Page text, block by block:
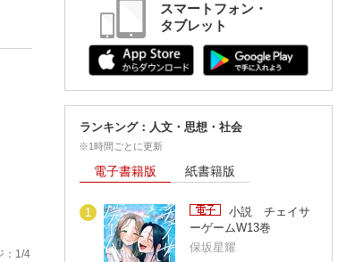
1 /4
スマートフォン・
タブレット
ランキング：人文・思想・社会
※1時間ごとに更新
電子書籍版 紙書籍版
1
小説 チェイサ
ーゲームW13巻
保坂星耀